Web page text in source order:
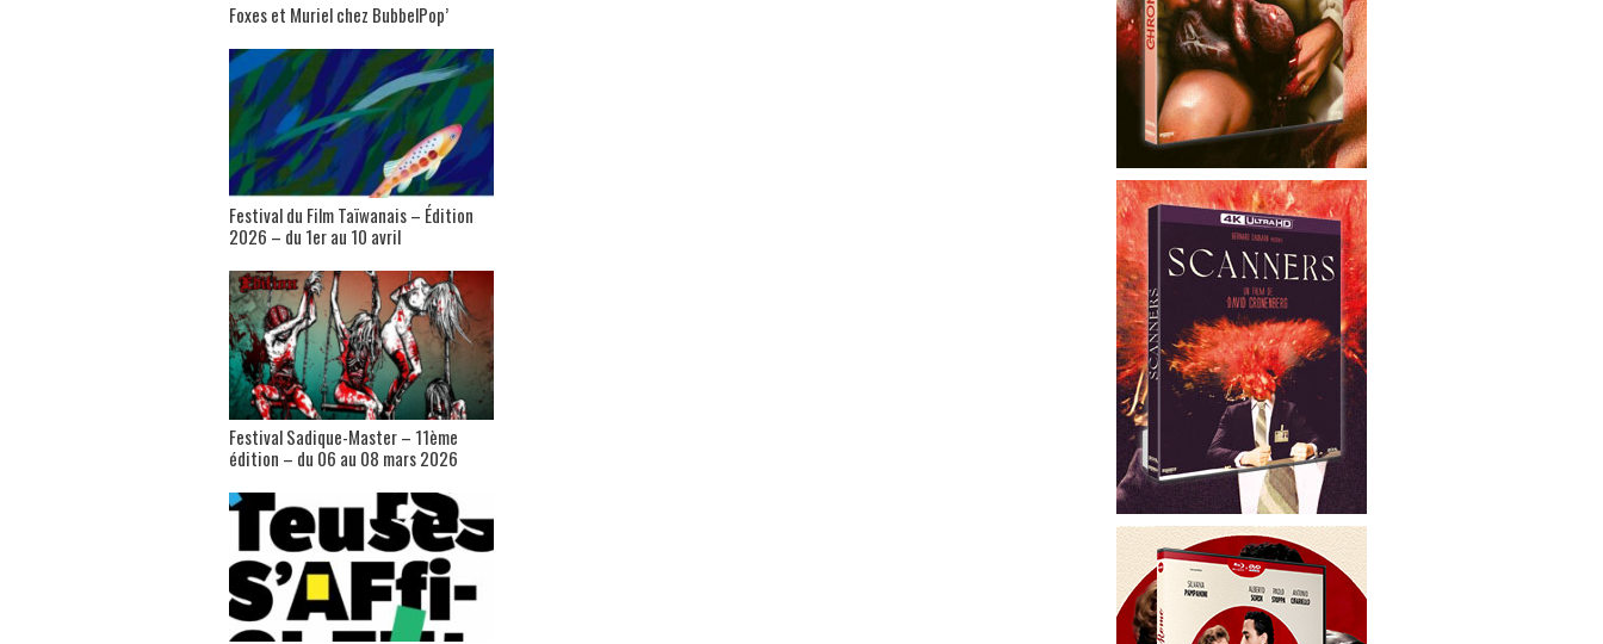
Foxes et Muriel chez BubbelPop’
Festival du Film Taïwanais – Édition
2026 – du 1er au 10 avril
Festival Sadique-Master – 11ème
édition – du 06 au 08 mars 2026